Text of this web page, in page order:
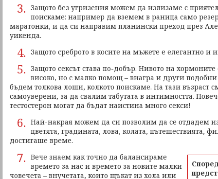
3. Защото без угризения можем да излизаме с
поискаме: например да вземем в раница само
маратонки, и да си направим планински преход през
уикенда.
4. Защото среброто в косите на мъжете е елегантно и
5. Защото сексът става по-добър. Нивото на хормоните
високо, но с малко помощ – виагра и други
бъдем толкова лоши, колкото поискаме. На тази възраст
самоуверени, за да свалим табутата в интимността.
тестостерон могат да бъдат наистина много секси!
6. Най-накрая можем да си позволим да се отдадем
цветята, градината, лова, колата, пътешествията,
достигаше време.
7. Вече знаем как точно да балансираме
времето за нас и времето за новите малки
човечета – внучетата, които щъкат из хола или